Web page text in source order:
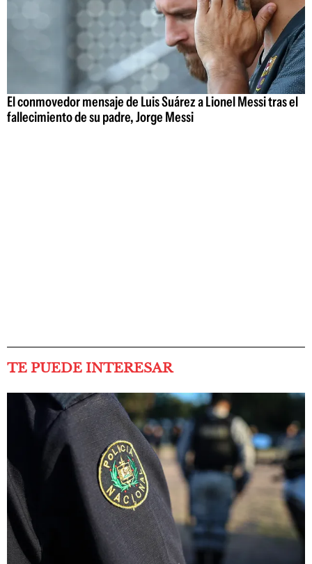
El conmovedor mensaje de Luis Suárez a Lionel Messi tras el
fallecimiento de su padre, Jorge Messi
TE PUEDE INTERESAR